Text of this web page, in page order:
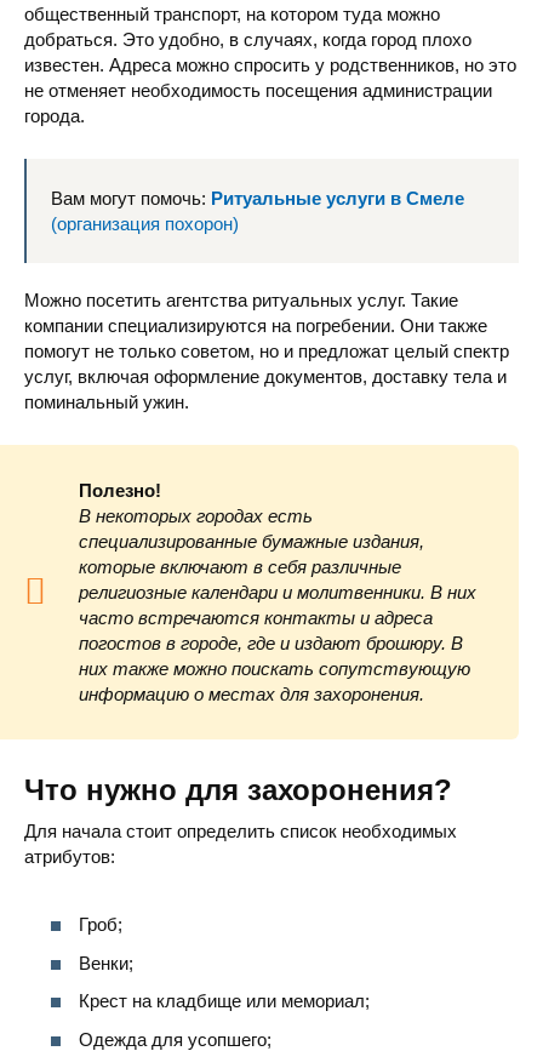
общественный транспорт, на котором туда можно
добраться. Это удобно, в случаях, когда город плохо
известен. Адреса можно спросить у родственников, но это
не отменяет необходимость посещения администрации
города.
Вам могут помочь: Ритуальные услуги в Смеле
(организация похорон)
Можно посетить агентства ритуальных услуг. Такие
компании специализируются на погребении. Они также
помогут не только советом, но и предложат целый спектр
услуг, включая оформление документов, доставку тела и
поминальный ужин.
Полезно!
В некоторых городах есть
специализированные бумажные издания,
которые включают в себя различные
религиозные календари и молитвенники. В них
часто встречаются контакты и адреса
погостов в городе, где и издают брошюру. В
них также можно поискать сопутствующую
информацию о местах для захоронения.
Что нужно для захоронения?
Для начала стоит определить список необходимых
атрибутов:
Гроб;
Венки;
Крест на кладбище или мемориал;
Одежда для усопшего;